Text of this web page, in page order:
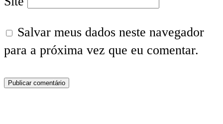
Salvar meus dados neste navegador
para a próxima vez que eu comentar.